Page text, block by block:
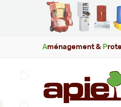
Aménagement & P